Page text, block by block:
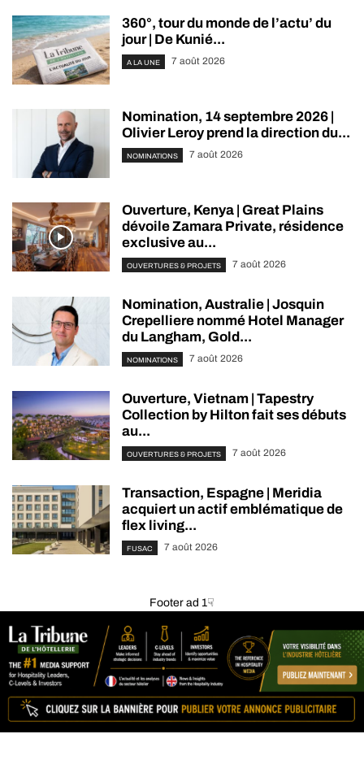
360°, tour du monde de l’actu’ du
jour | De Kunié...
A LA UNE 7 août 2026
Nomination, 14 septembre 2026 |
Olivier Leroy prend la direction du...
NOMINATIONS 7 août 2026
Ouverture, Kenya | Great Plains
dévoile Zamara Private, résidence
exclusive au...
OUVERTURES & PROJETS 7 août 2026
Nomination, Australie | Josquin
Crepelliere nommé Hotel Manager
du Langham, Gold...
NOMINATIONS 7 août 2026
Ouverture, Vietnam | Tapestry
Collection by Hilton fait ses débuts
au...
OUVERTURES & PROJETS 7 août 2026
Transaction, Espagne | Meridia
acquiert un actif emblématique de
flex living...
FUSAC 7 août 2026
Footer ad 1☟